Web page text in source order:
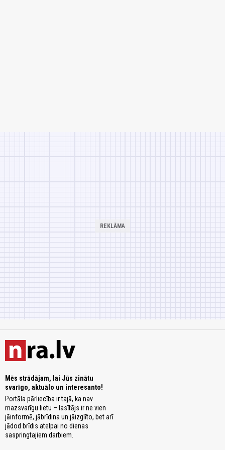
Mēs strādājam, lai Jūs zinātu
svarīgo, aktuālo un interesanto!
Portāla pārliecība ir tajā, ka nav
mazsvarīgu lietu – lasītājs ir ne vien
jāinformē, jābrīdina un jāizglīto, bet arī
jādod brīdis atelpai no dienas
saspringtajiem darbiem.